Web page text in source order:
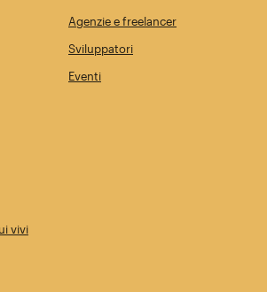
Agenzie e freelancer
Sviluppatori
Eventi
vivi